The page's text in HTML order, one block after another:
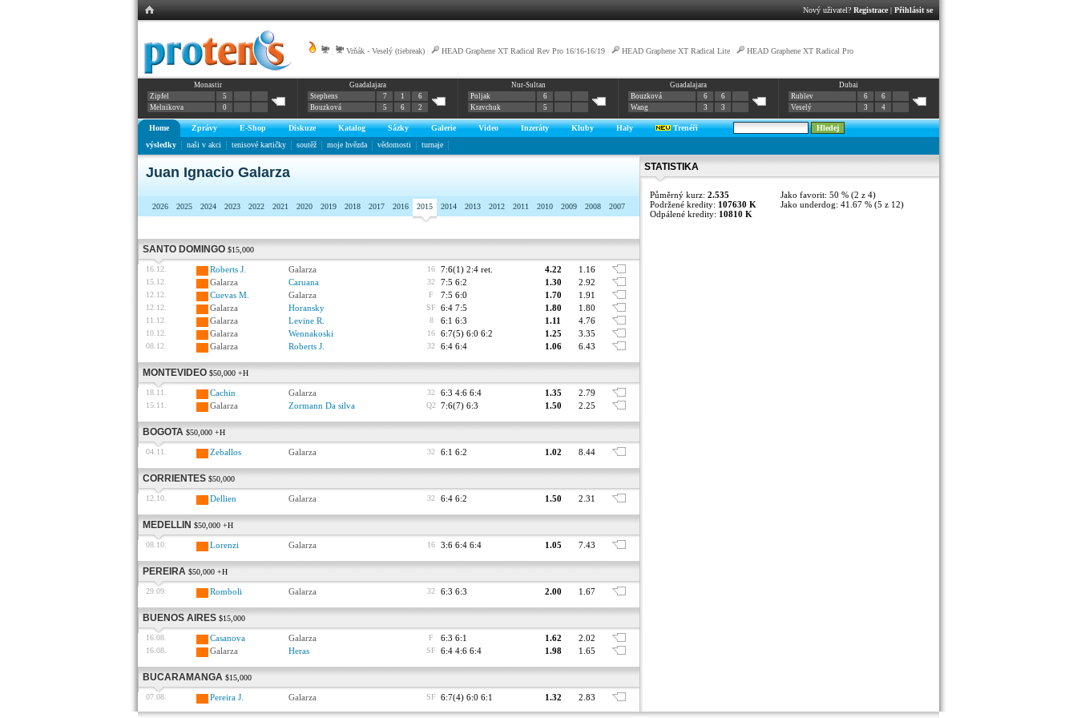
Nový uživatel? Registrace| Přihlásit se
Vrňák - Veselý (tiebreak) HEAD Graphene XT Radical Rev Pro 16/16-16/19 HEAD Graphene XT Radical Lite HEAD Graphene XT Radical Pro
Monastir
Zipfel
5
Melnikova
0
Guadalajara
Stephens
7 1
6
Bouzková
5 6 2
Nur-Sultan
Poljak
6
Kravchuk
5
Guadalajara
Bouzková
6
6
Wang
3 3
Dubai
Rublev
6
6
Veselý
3 4
Home Zprávy E-Shop Diskuze Katalog Sázky Galerie Video Inzeráty Kluby Haly
Trenéři
výsledky
naši v akci tenisové kartičky soutěž moje hvězda vědomosti turnaje
Juan Ignacio Galarza
2026 2025 2024 2023 2022 2021 2020 2019 2018 2017 2016 2015 2014 2013 2012 2011 2010 2009 2008 2007
SANTO DOMINGO $15,000
16.12. Roberts J. Galarza 16 7:6(1) 2:4 ret. 4.22 1.16
15.12. Galarza Caruana 32 7:5 6:2 1.30 2.92
12.12. Cuevas M. Galarza F 7:5 6:0 1.70 1.91
12.12. Galarza Horansky SF 6:4 7:5 1.80 1.80
11.12. Galarza Levine R. 8 6:1 6:3 1.11 4.76
10.12. Galarza Wennakoski 16 6:7(5) 6:0 6:2 1.25 3.35
08.12. Galarza Roberts J. 32 6:4 6:4 1.06 6.43
MONTEVIDEO $50,000 +H
18.11. Cachin Galarza 32 6:3 4:6 6:4 1.35 2.79
15.11. Galarza Zormann Da silva Q2 7:6(7) 6:3 1.50 2.25
BOGOTA $50,000 +H
04.11. Zeballos Galarza 32 6:1 6:2 1.02 8.44
CORRIENTES $50,000
12.10. Dellien Galarza 32 6:4 6:2 1.50 2.31
MEDELLIN $50,000 +H
08.10. Lorenzi Galarza 16 3:6 6:4 6:4 1.05 7.43
PEREIRA $50,000 +H
29.09. Romboli Galarza 32 6:3 6:3 2.00 1.67
BUENOS AIRES $15,000
16.08. Casanova Galarza F 6:3 6:1 1.62 2.02
16.08. Galarza Heras SF 6:4 4:6 6:4 1.98 1.65
BUCARAMANGA $15,000
07.08. Pereira J. Galarza SF 6:7(4) 6:0 6:1 1.32 2.83
STATISTIKA
Půměrný kurz: 2.535
Podržené kredity: 107630 K
Odpálené kredity: 10810 K
Jako favorit: 50 % (2 z 4)
Jako underdog: 41.67 % (5 z 12)